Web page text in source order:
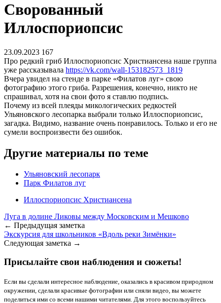
Сворованный
Иллоспориопсис
23.09.2023 167
Про редкий гриб Иллоспориопсис Христиансена наше группа
уже рассказывала https://vk.com/wall-153182573_1819
Вчера увидел на стенде в парке «Филатов луг» свою
фотографию этого гриба. Разрешения, конечно, никто не
спрашивал, хотя на свои фото я ставлю подпись.
Почему из всей плеяды микологических редкостей
Ульяновского лесопарка выбрали только Иллоспориопсис,
загадка. Видимо, название очень понравилось. Только и его не
сумели воспроизвести без ошибок.
Другие материалы по теме
Ульяновский лесопарк
Парк Филатов луг
Иллоспориопсис Христиансена
Луга в долине Ликовы между Московским и Мешково
← Предыдущая заметка
Экскурсия для школьников «Вдоль реки Зимёнки»
Следующая заметка →
Присылайте свои наблюдения и сюжеты!
Если вы сделали интересное наблюдение, оказались в красивом природном
окружении, сделали красивые фотографии или сняли видео, вы можете
поделиться ими со всеми нашими читателями. Для этого воспользуйтесь